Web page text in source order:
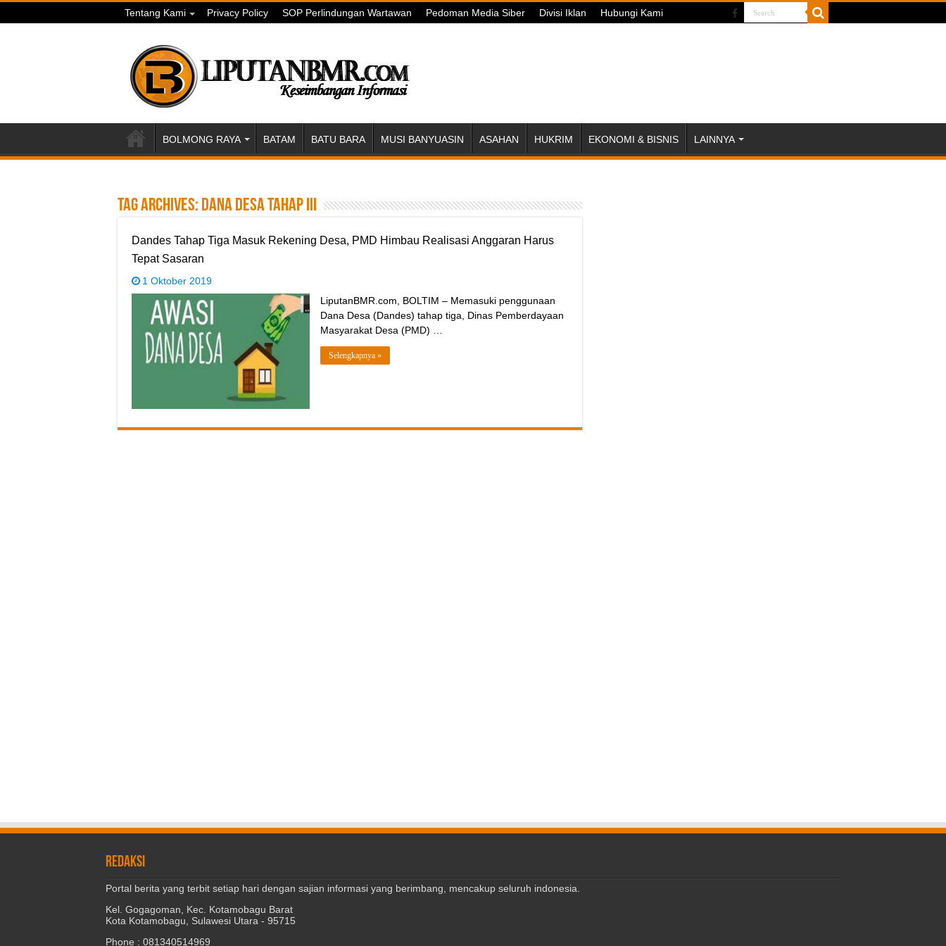
Tentang Kami Privacy Policy SOP Perlindungan Wartawan Pedoman Media Siber Divisi Iklan Hubungi Kami
BOLMONG RAYA BATAM BATU BARA MUSI BANYUASIN ASAHAN HUKRIM EKONOMI & BISNIS LAINNYA
Tag Archives: Dana Desa tahap III
Dandes Tahap Tiga Masuk Rekening Desa, PMD Himbau Realisasi Anggaran Harus
Tepat Sasaran
1 Oktober 2019
LiputanBMR.com, BOLTIM – Memasuki penggunaan
Dana Desa (Dandes) tahap tiga, Dinas Pemberdayaan
Masyarakat Desa (PMD) …
Selengkapnya »
REDAKSI
Portal berita yang terbit setiap hari dengan sajian informasi yang berimbang, mencakup seluruh indonesia.
Kel. Gogagoman, Kec. Kotamobagu Barat
Kota Kotamobagu, Sulawesi Utara - 95715
Phone : 081340514969